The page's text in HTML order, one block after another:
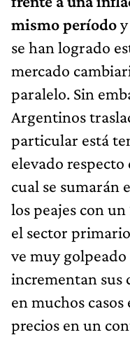
mismo período
se han logrado
mercado
paralelo. Sin
Argentinos
particular está
elevado respecto
cual se sumarán
los peajes con
el sector
ve muy
incrementan sus
en muchos
precios en un